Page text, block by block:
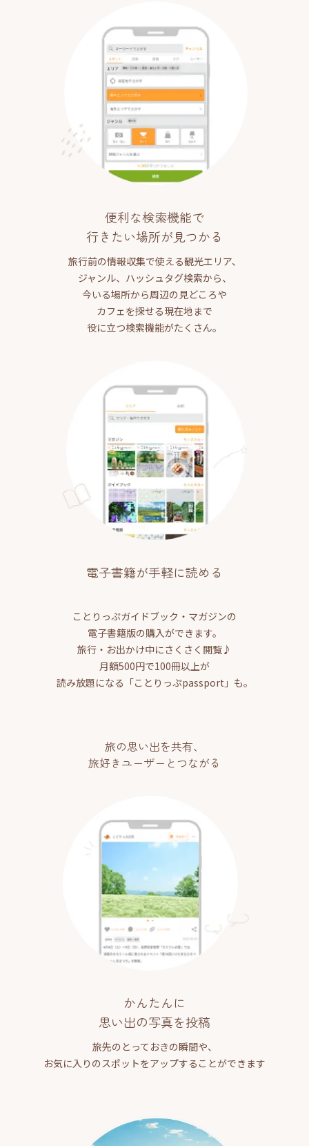
便利な検索機能で
行きたい場所が見つかる
旅行前の情報収集で使える観光エリア、
ジャンル、ハッシュタグ検索から、
今いる場所から周辺の見どころや
カフェを探せる現在地まで
役に立つ検索機能がたくさん。
電子書籍が手軽に読める
ことりっぷガイドブック・マガジンの
電子書籍版の購入ができます。
旅行・お出かけ中にさくさく閲覧♪
月額500円で100冊以上が
読み放題になる「ことりっぷpassport」も。
旅の思い出を共有、
旅好きユーザーとつながる
かんたんに
思い出の写真を投稿
旅先のとっておきの瞬間や、
お気に入りのスポットをアップすることができます